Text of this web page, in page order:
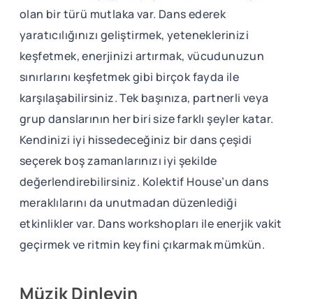
olan bir türü mutlaka var. Dans ederek
yaratıcılığınızı geliştirmek, yeteneklerinizi
keşfetmek, enerjinizi artırmak, vücudunuzun
sınırlarını keşfetmek gibi birçok fayda ile
karşılaşabilirsiniz. Tek başınıza, partnerli veya
grup danslarının her biri size farklı şeyler katar.
Kendinizi iyi hissedeceğiniz bir dans çeşidi
seçerek boş zamanlarınızı iyi şekilde
değerlendirebilirsiniz. Kolektif House’un dans
meraklılarını da unutmadan düzenlediği
etkinlikler var. Dans workshopları ile enerjik vakit
geçirmek ve ritmin keyfini çıkarmak mümkün.
Müzik Dinleyin